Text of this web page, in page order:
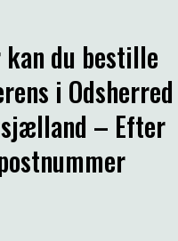
kan du bestille
i
– Efter